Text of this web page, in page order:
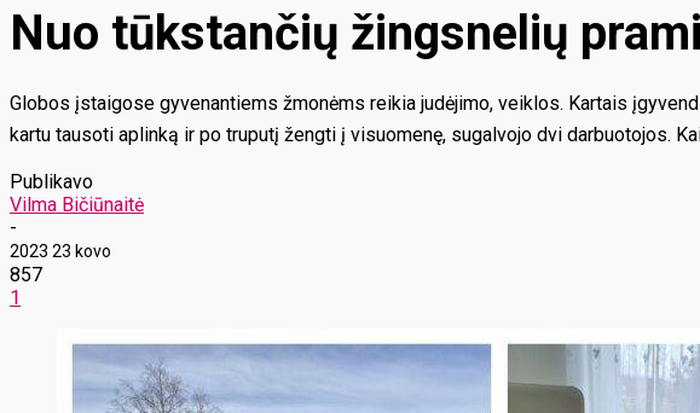
Nuo tūkstančių žingsnelių
Globos įstaigose gyvenantiems žmonėms reikia judėjimo, veiklos. Kartais
kartu tausoti aplinką ir po truputį žengti į visuomenę, sugalvojo dvi darbuotojos.
Publikavo
Vilma Bičiūnaitė
-
2023 23 kovo
857
1